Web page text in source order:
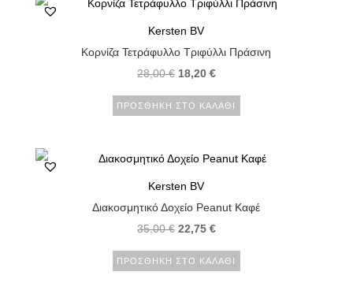
Kersten BV
Κορνίζα Τετράφυλλο Τριφύλλι Πράσινη
28,00€ 18,20 €
ΠΡΟΣΘΉΚΗ ΣΤΟ ΚΑΛΆΘΙ
Kersten BV
Διακοσμητικό Δοχείο Peanut Καφέ
35,00€ 22,75 €
ΠΡΟΣΘΉΚΗ ΣΤΟ ΚΑΛΆΘΙ